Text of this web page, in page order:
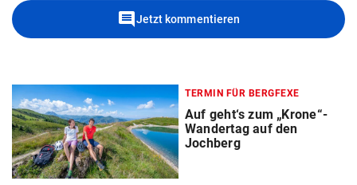
commentJetzt kommentieren
TERMIN FÜR BERGFEXE
Auf geht‘s zum „Krone“-
Wandertag auf den
Jochberg